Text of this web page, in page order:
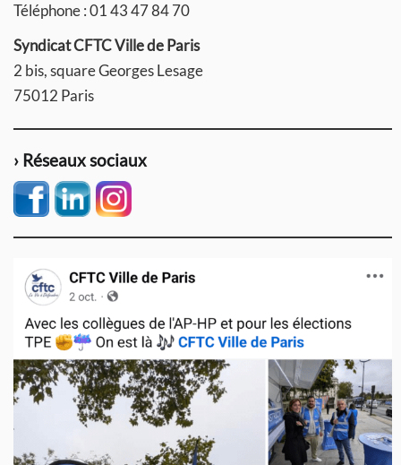
Téléphone : 01 43 47 84 70
Syndicat CFTC Ville de Paris
2 bis, square Georges Lesage
75012 Paris
› Réseaux sociaux